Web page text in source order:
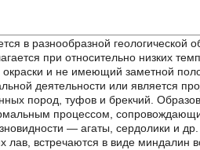
в разнообразной
при относительно низких
и не имеющий заметной
деятельности или является
пород, туфов и брекчий.
процессом,
— агаты, сердолики и
лав, встречаются в виде миндалин